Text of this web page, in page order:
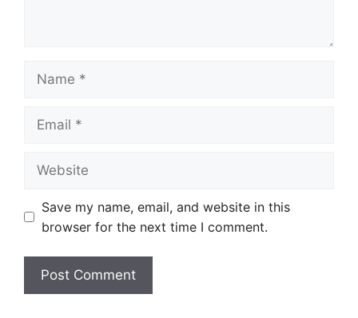
Save my name, email, and website in this
browser for the next time I comment.